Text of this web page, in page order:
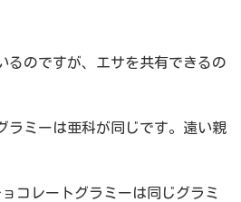
るのですが、エサを共有できるの
ラミーは亜科が同じです。遠い親
ョコレートグラミーは同じグラミ